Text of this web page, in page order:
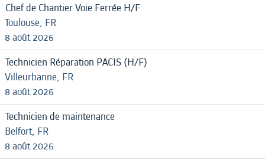
Chef de Chantier Voie Ferrée H/F
Toulouse, FR
8 août 2026
Technicien Réparation PACIS (H/F)
Villeurbanne, FR
8 août 2026
Technicien de maintenance
Belfort, FR
8 août 2026